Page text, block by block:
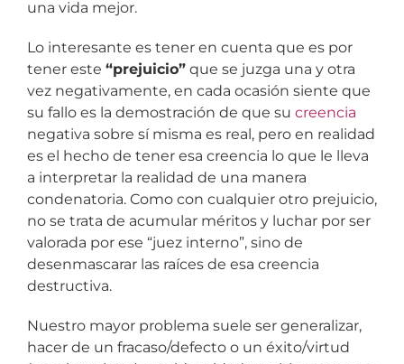
una vida mejor.
Lo interesante es tener en cuenta que es por
tener este “prejuicio”que se juzga una y otra
vez negativamente, en cada ocasión siente que
su fallo es la demostración de que su creencia
negativa sobre sí misma es real, pero en realidad
es el hecho de tener esa creencia lo que le lleva
a interpretar la realidad de una manera
condenatoria. Como con cualquier otro prejuicio,
no se trata de acumular méritos y luchar por ser
valorada por ese “juez interno”, sino de
desenmascarar las raíces de esa creencia
destructiva.
Nuestro mayor problema suele ser generalizar,
hacer de un fracaso/defecto o un éxito/virtud